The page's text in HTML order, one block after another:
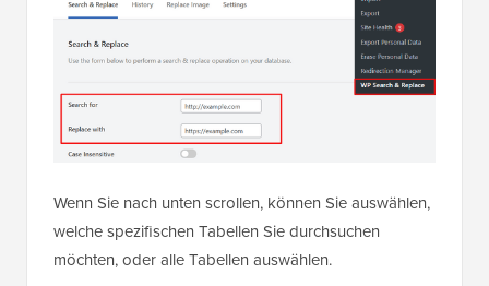
Wenn Sie nach unten scrollen, können Sie auswählen,
welche spezifischen Tabellen Sie durchsuchen
möchten, oder alle Tabellen auswählen.